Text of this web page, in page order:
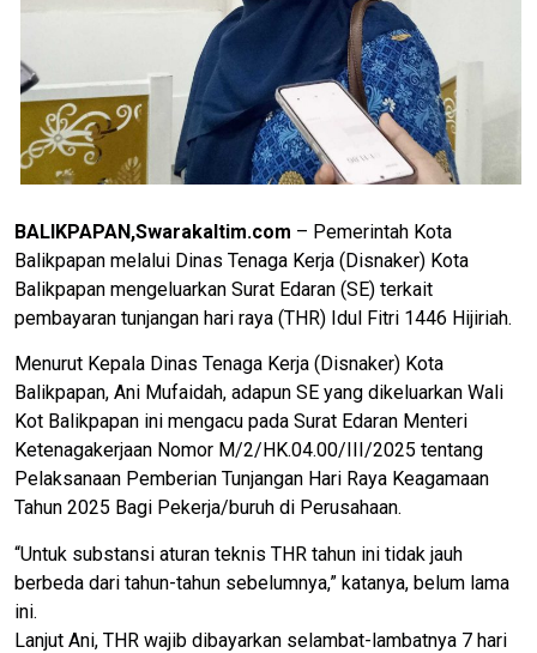
BALIKPAPAN,Swarakaltim.com – Pemerintah Kota
Balikpapan melalui Dinas Tenaga Kerja (Disnaker) Kota
Balikpapan mengeluarkan Surat Edaran (SE) terkait
pembayaran tunjangan hari raya (THR) Idul Fitri 1446 Hijiriah.
Menurut Kepala Dinas Tenaga Kerja (Disnaker) Kota
Balikpapan, Ani Mufaidah, adapun SE yang dikeluarkan Wali
Kot Balikpapan ini mengacu pada Surat Edaran Menteri
Ketenagakerjaan Nomor M/2/HK.04.00/III/2025 tentang
Pelaksanaan Pemberian Tunjangan Hari Raya Keagamaan
Tahun 2025 Bagi Pekerja/buruh di Perusahaan.
“Untuk substansi aturan teknis THR tahun ini tidak jauh
berbeda dari tahun-tahun sebelumnya,” katanya, belum lama
ini.
Lanjut Ani, THR wajib dibayarkan selambat-lambatnya 7 hari